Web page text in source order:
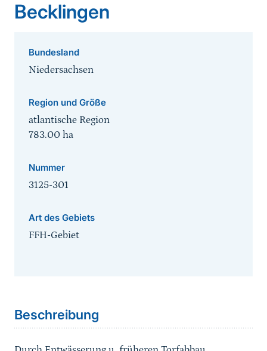
Becklingen
Bundesland
Niedersachsen
Region und Größe
atlantische Region
783.00 ha
Nummer
3125-301
Art des Gebiets
FFH-Gebiet
Beschreibung